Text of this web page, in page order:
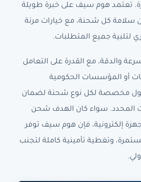
تعتمد هوم سيف على خبرة طويلة
سلامة كل شحنة، مع خيارات مرنة
لتلبية جميع المتطلبات.
والدقة، مع القدرة على التعامل
أو المؤسسات الحكومية
مخصصة لكل نوع شحنة لضمان
المحدد. سواء كان الهدف شحن
أجهزة إلكترونية، فإن هوم سيف توفر
وتغطية تأمينية كاملة لتجنب